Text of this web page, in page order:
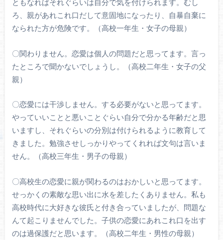
ともなればそれぐらいは自分で気を付けられます。むし
ろ、親があれこれ口だして意固地になったり、自暴自棄に
なられた方が危険です。（高校一年生・女子の母親）
〇関わりません。恋愛は個人の問題だと思ってます。言っ
たところで聞かないでしょうし。（高校二年生・女子の父
親）
〇恋愛には干渉しません。する必要がないと思ってます。
やっていいことと悪いことぐらい自分で分かる年齢だと思
いますし、それぐらいの分別は付けられるように教育して
きました。勉強させしっかりやってくれれば文句は言いま
せん。（高校三年生・男子の母親）
〇高校生の恋愛に親が関わるのはおかしいと思ってます。
せっかくの素敵な思い出に水を差したくありません。私も
高校時代に大好きな彼氏と付き合っていましたが、問題な
んて起こりませんでした。子供の恋愛にあれこれ口を出す
のは過保護だと思います。（高校二年生・男性の母親）